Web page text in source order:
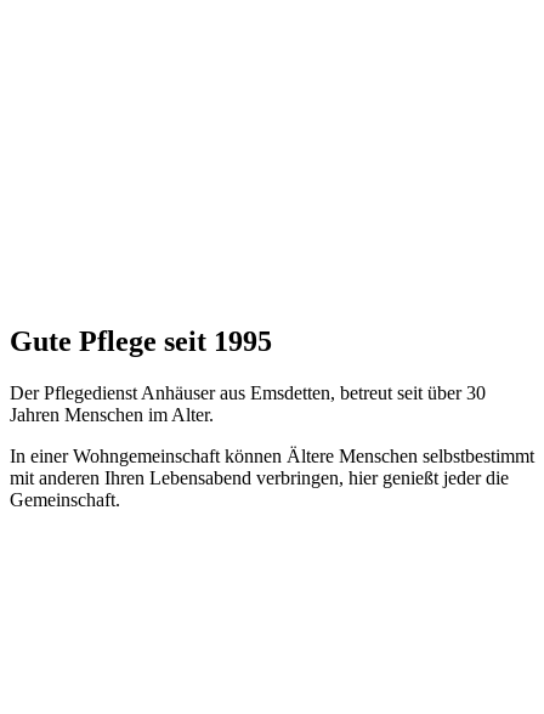
Gute Pflege seit 1995
Der Pflegedienst Anhäuser aus Emsdetten, betreut seit über 30
Jahren Menschen im Alter.
In einer Wohngemeinschaft können Ältere Menschen selbstbestimmt
mit anderen Ihren Lebensabend verbringen, hier genießt jeder die
Gemeinschaft.